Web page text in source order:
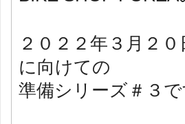
２０２２年３月２
に向けての
準備シリーズ＃３